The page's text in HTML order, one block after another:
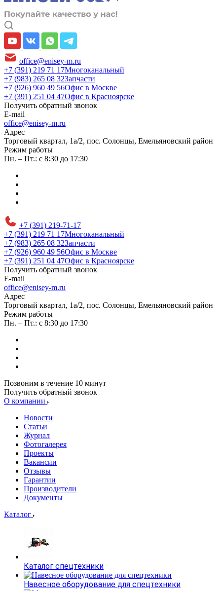
office@enisey-m.ru
+7 (391) 219 71 17Многоканальный
+7 (983) 265 08 32Запчасти
+7 (926) 960 49 56Офис в Москве
+7 (391) 251 04 47Офис в Красноярске
Получить обратный звонок
E-mail
office@enisey-m.ru
Адрес
​Торговый квартал, 1а/2, пос. Солонцы, Емельяновский район
Режим работы
Пн. – Пт.: с 8:30 до 17:30
+7 (391) 219-71-17
+7 (391) 219 71 17Многоканальный
+7 (983) 265 08 32Запчасти
+7 (926) 960 49 56Офис в Москве
+7 (391) 251 04 47Офис в Красноярске
Получить обратный звонок
E-mail
office@enisey-m.ru
Адрес
​Торговый квартал, 1а/2, пос. Солонцы, Емельяновский район
Режим работы
Пн. – Пт.: с 8:30 до 17:30
Позвоним в течение 10 минут
Получить обратный звонок
О компании
Новости
Статьи
Журнал
Фотогалерея
Проекты
Вакансии
Отзывы
Гарантии
Производители
Документы
Каталог
Каталог спецтехники
Навесное оборудование для спецтехники